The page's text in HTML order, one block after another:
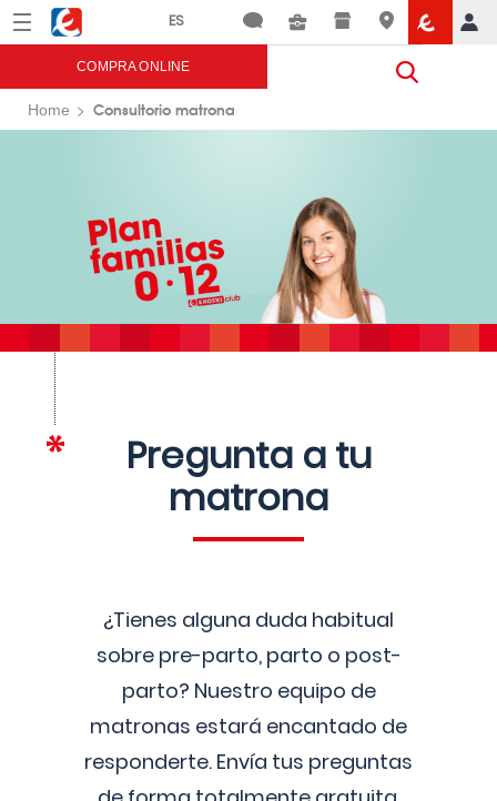
Menú Eroski
COMPRA ONLINE
Home Consultorio matrona
Pregunta a tu
matrona
¿Tienes alguna duda habitual
sobre pre-parto, parto o post-
parto? Nuestro equipo de
matronas estará encantado de
responderte. Envía tus preguntas